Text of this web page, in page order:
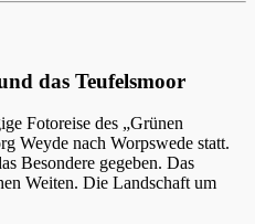
das Teufelsmoor
Fotoreise des „Grünen
Weyde nach Worpswede statt.
Besondere gegeben. Das
Weiten. Die Landschaft um